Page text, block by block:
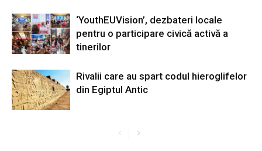
‘YouthEUVision’, dezbateri locale
pentru o participare civică activă a
tinerilor
Rivalii care au spart codul hieroglifelor
din Egiptul Antic